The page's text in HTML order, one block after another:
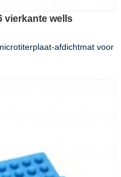
vierkante wells
afdichtmat voor